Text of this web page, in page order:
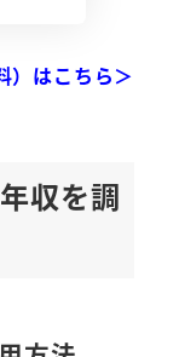
）はこちら＞
収を調